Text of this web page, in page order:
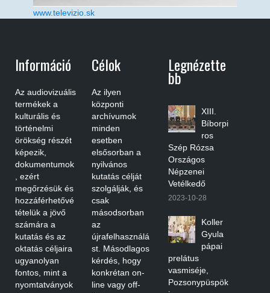
www.televizio.sk
Információ
Az audiovizuális
termékek a
kulturális és
történelmi
örökség részét
képezik,
dokumentumok
, ezért
megőrzésük és
hozzáférhetővé
tételük a jövő
számára a
kutatás és az
oktatás céljaira
ugyanolyan
fontos, mint a
nyomtatványok
Célok
Az ilyen
központi
archívumok
minden
esetben
elsősorban a
nyilvános
kutatás célját
szolgálják, és
csak
másodsorban
az
újrafelhasználá
st. Másodlagos
kérdés, hogy
konkrétan on-
line vagy off-
Legnézette
Bb
XIII.
Bíborpi
ros
Szép Rózsa
Országos
Népzenei
Vetélkedő
2023-10-28
Koller
Gyula
pápai
prelátus
vasmiséje,
Pozsonypüspök